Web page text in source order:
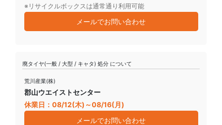
※リサイクルボックスは通常通り利用可能
メールでお問い合わせ
廃タイヤ(一般 / 大型 / キャタ) 処分 について
荒川産業(株)
郡山ウエイストセンター
休業日：08/12(木)～08/16(月)
メールでお問い合わせ